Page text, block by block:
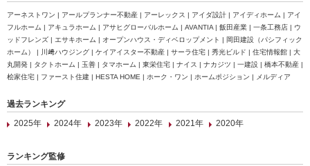
アーネストワン | アールプランナー不動産 | アーレックス | アイダ設計 | アイディホーム | アイ
フルホーム | アキュラホーム | アサヒグローバルホーム | AVANTIA | 飯田産業 | 一条工務店 | ウ
ッドフレンズ | エサキホーム | オープンハウス・ディベロップメント | 岡田建設（パシフィック
ホーム） | 川﨑ハウジング | ケイアイスター不動産 | サーラ住宅 | 秀光ビルド | 住宅情報館 | 大
丸開発 | タクトホーム | 玉善 | タマホーム | 東栄住宅 | ナイス | ナカジツ | 一建設 | 橋本不動産 |
桧家住宅 | ファースト住建 | HESTA HOME | ホーク・ワン | ホームポジション | メルディア
過去ランキング
2025年
2024年 2023年 2022年 2021年 2020年
ランキング監修